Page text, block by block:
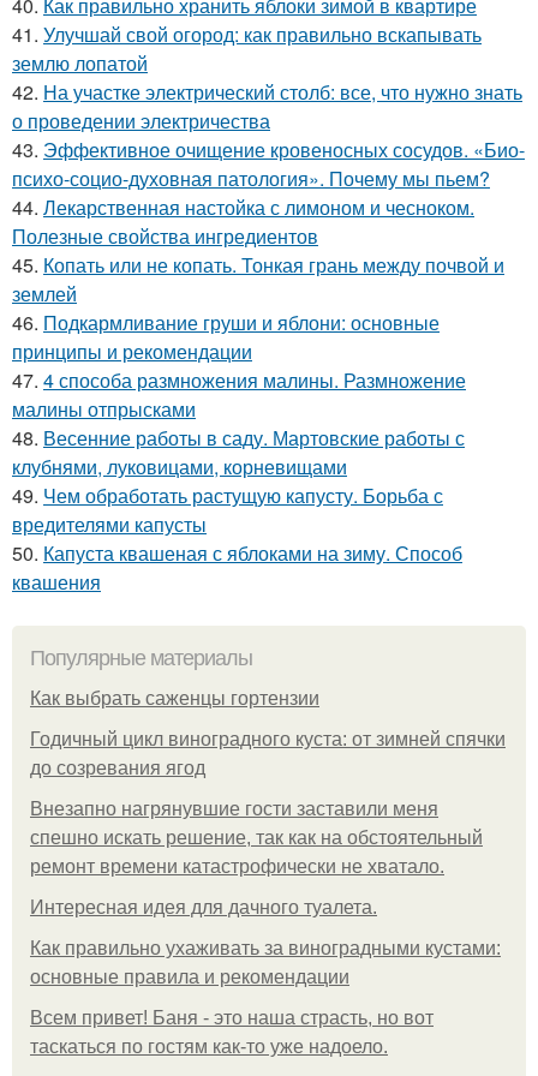
41. Улучшай свой огород: как правильно вскапывать
землю лопатой
42. На участке электрический столб: все, что нужно знать
о проведении электричества
43. Эффективное очищение кровеносных сосудов. «Био-
психо-социо-духовная патология». Почему мы пьем?
44. Лекарственная настойка с лимоном и чесноком.
Полезные свойства ингредиентов
45. Копать или не копать. Тонкая грань между почвой и
землей
46. Подкармливание груши и яблони: основные
принципы и рекомендации
47. 4 способа размножения малины. Размножение
малины отпрысками
48. Весенние работы в саду. Мартовские работы с
клубнями, луковицами, корневищами
49. Чем обработать растущую капусту. Борьба с
вредителями капусты
50. Капуста квашеная с яблоками на зиму. Способ
квашения
Популярные материалы
Как выбрать саженцы гортензии
Годичный цикл виноградного куста: от зимней спячки
до созревания ягод
Внезапно нагрянувшие гости заставили меня
спешно искать решение, так как на обстоятельный
ремонт времени катастрофически не хватало.
Интересная идея для дачного туалета.
Как правильно ухаживать за виноградными кустами:
основные правила и рекомендации
Всем привет! Баня - это наша страсть, но вот
таскаться по гостям как-то уже надоело.